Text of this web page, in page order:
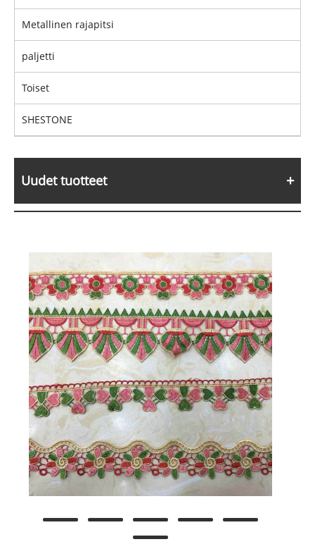
Metallinen rajapitsi
paljetti
Toiset
SHESTONE
Uudet tuotteet